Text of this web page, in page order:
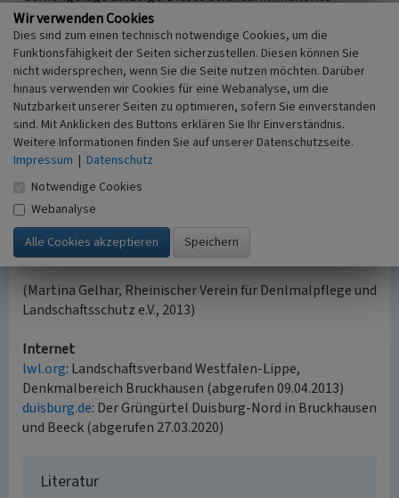
Prinzip der Verbindung von Arbeiten und Wohnen war im
Bereich der Dieselstraße mit Sichtachse auf den Hochofen
4 noch bis 2013 herausragend erlebbar (Hackenberg / LWL
/ LVR 2012). Durch Abriss vonHochofen 4 wurde diese
Sichtachse jedoch zerstört. Weite Teile des Baubestands
in Bruckhausen wurden als denkmalwert eingestuft, aber
durch den laufenden Rückbau treten starke Verluste ein.
Die Gesamtstruktur des Stadtteils und die Ablesbarkeit
der Genese als Industriedorf wird unwiederbringlich
zerstört. Wünschenswert wäre eine leitbildkonforme
Integration in den Emscher Landschaftspark mit Erhalt
der historischen Substanz statt Flächensanierung
gewesen.
(Martina Gelhar, Rheinischer Verein für Denlmalpflege und
Landschaftsschutz e.V., 2013)
Internet
lwl.org: Landschaftsverband Westfalen-Lippe,
Denkmalbereich Bruckhausen (abgerufen 09.04.2013)
duisburg.de: Der Grüngürtel Duisburg-Nord in Bruckhausen
und Beeck (abgerufen 27.03.2020)
Literatur
Wir verwenden Cookies
Dies sind zum einen technisch notwendige Cookies, um die
Funktionsfähigkeit der Seiten sicherzustellen. Diesen können Sie
nicht widersprechen, wenn Sie die Seite nutzen möchten. Darüber
hinaus verwenden wir Cookies für eine Webanalyse, um die
Nutzbarkeit unserer Seiten zu optimieren, sofern Sie einverstanden
sind. Mit Anklicken des Buttons erklären Sie Ihr Einverständnis.
Weitere Informationen finden Sie auf unserer Datenschutzseite.
Impressum | Datenschutz
Notwendige Cookies
Webanalyse